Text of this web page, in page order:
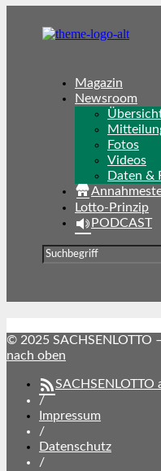
Magazin
Newsroom
Fotos
Videos
Daten &
Lotto-Prinzip
PODCAST
© 2025 SACHSENLOTTO
nach oben
SACHSENLOTTO
/
Impressum
/
Datenschutz
/